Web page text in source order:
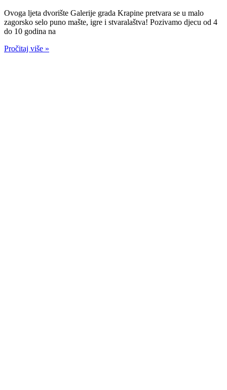
Ovoga ljeta dvorište Galerije grada Krapine pretvara se u malo
zagorsko selo puno mašte, igre i stvaralaštva! Pozivamo djecu od 4
do 10 godina na
Pročitaj više »